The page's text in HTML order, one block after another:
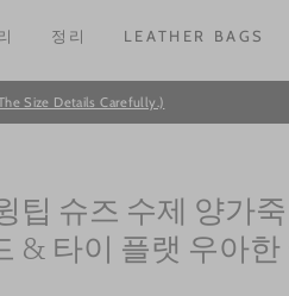
정리 LEATHER BAGS
Size Details Carefully.)
팁 슈즈 수제 양가
& 타이 플랫 우아